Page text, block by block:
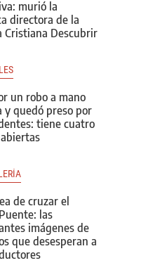
murió la
directora de la
Cristiana Descubrir
un robo a mano
y quedó preso por
tiene cuatro
de cruzar el
las
imágenes de
que desesperan a